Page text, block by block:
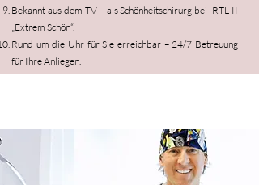
Bekannt aus dem TV – als Schönheitschirurg bei RTL II
„Extrem Schön“.
Rund um die Uhr für Sie erreichbar – 24/7 Betreuung
für Ihre Anliegen.